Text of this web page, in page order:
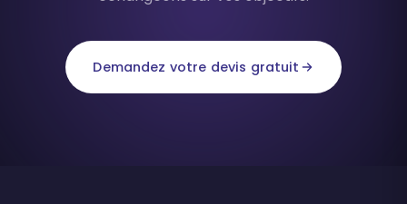
Demandez votre devis gratuit